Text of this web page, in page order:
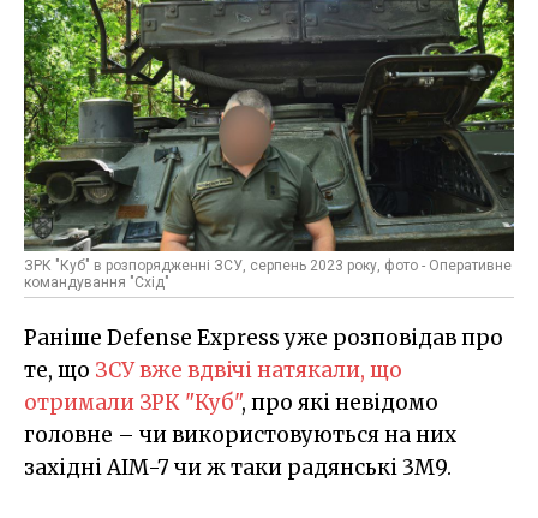
ЗРК "Куб" в розпорядженні ЗСУ, серпень 2023 року, фото - Оперативне
командування "Схід"
Раніше Defense Express уже розповідав про
те, що ЗСУ вже вдвічі натякали, що
отримали ЗРК "Куб", про які невідомо
головне – чи використовуються на них
західні AIM-7 чи ж таки радянські 3М9.